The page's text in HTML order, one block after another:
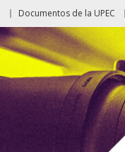
Documentos de la UPEC